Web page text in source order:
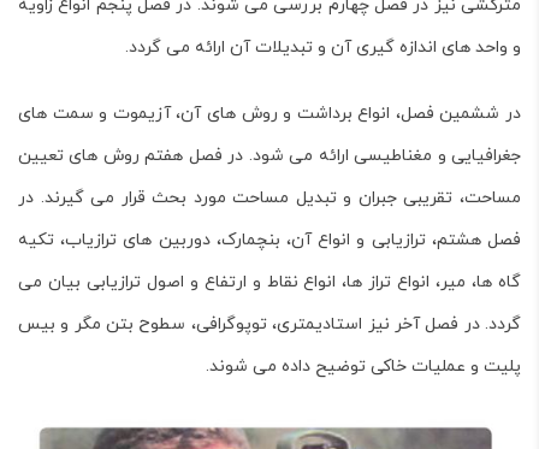
مترکشی نیز در فصل چهارم بررسی می شوند. در فصل پنجم انواع زاویه
و واحد های اندازه گیری آن و تبدیلات آن ارائه می گردد.
در ششمین فصل، انواع برداشت و روش های آن، آزیموت و سمت های
جغرافیایی و مغناطیسی ارائه می شود. در فصل هفتم روش های تعیین
مساحت، تقریبی جبران و تبدیل مساحت مورد بحث قرار می گیرند. در
فصل هشتم، ترازیابی و انواع آن، بنچمارک، دوربین های ترازیاب، تکیه
گاه ها، میر، انواع تراز ها، انواع نقاط و ارتفاع و اصول ترازیابی بیان می
گردد. در فصل آخر نیز استادیمتری، توپوگرافی، سطوح بتن مگر و بیس
پلیت و عملیات خاکی توضیح داده می شوند.